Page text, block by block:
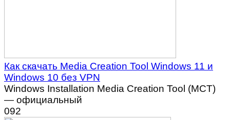
Как скачать Media Creation Tool Windows 11 и
Windows 10 без VPN
Windows Installation Media Creation Tool (MCT)
— официальный
092